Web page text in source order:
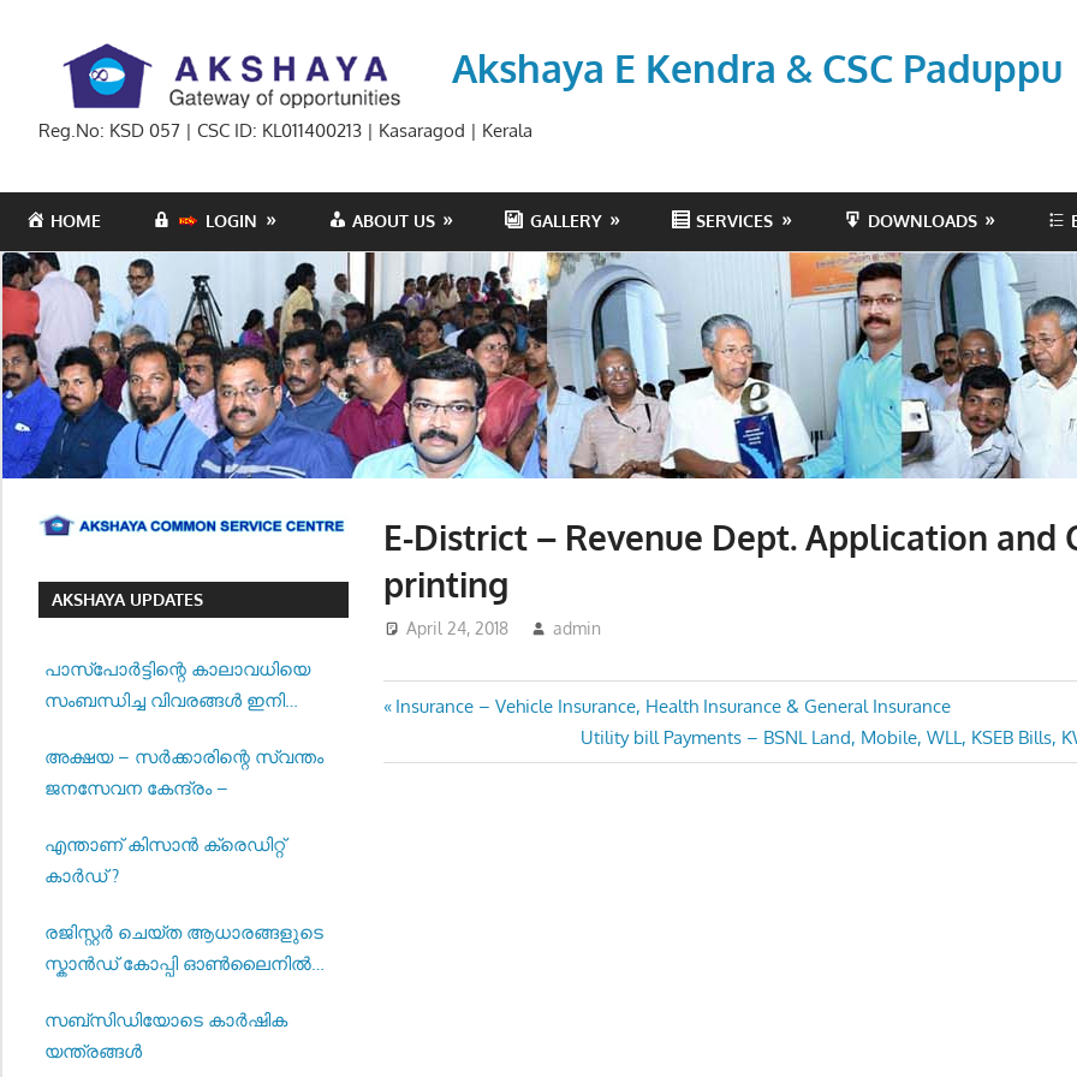
Akshaya E Kendra & CSC Paduppu
Reg.No: KSD 057 | CSC ID: KL011400213 | Kasaragod | Kerala
HOME LOGIN ABOUT US GALLERY SERVICES DOWNLOADS
E-District – Revenue Dept. Application and
printing
April 24, 2018 admin
Post
navigation
Previous
Insurance – Vehicle Insurance, Health Insurance & General Insurance
Next
Post:
Utility bill Payments – BSNL Land, Mobile, WLL, KSEB Bills,
AKSHAYA UPDATES
പാസ്‌പോര്‍ട്ടിന്റെ കാലാവധിയെ
സംബന്ധിച്ച വിവരങ്ങള്‍ ഇനി
അക്ഷയ – സർക്കാരിന്റെ സ്വന്തം
ജനസേവന കേന്ദ്രം –
എന്താണ് കിസാൻ ക്രെഡിറ്റ്
കാർഡ് ?
രജിസ്റ്റര്‍ ചെയ്ത ആധാരങ്ങളുടെ
സ്കാന്‍ഡ് കോപ്പി ഓണ്‍ലൈനില്‍
ഒരുക്കിയിട്ടുണ്ട് –
സബ്സിഡിയോടെ കാർഷിക
യന്ത്രങ്ങൾ